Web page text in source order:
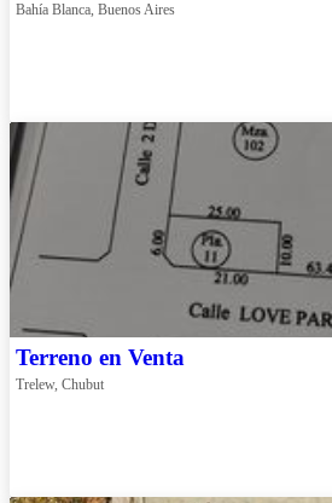
Bahía Blanca, Buenos Aires
Terreno en Venta
Trelew, Chubut